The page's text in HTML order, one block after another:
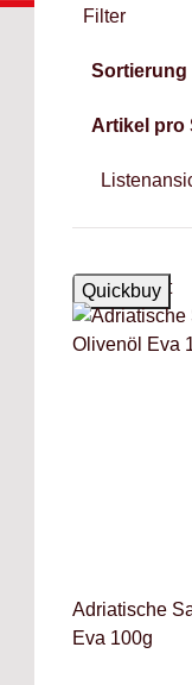
Filter
Sortierung
Artikel pro
Quickbuy
Ausverkauft
Adriatische
Eva 100g